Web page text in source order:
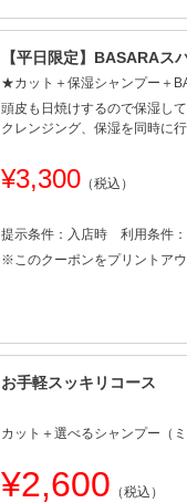
【平日限定】BASARAス
★カット＋保湿シャンプー＋
頭皮も日焼けするので保湿し
クレンジング、保湿を同時に
¥3,300 （税込）
提示条件：入店時 利用条件
※このクーポンをプリントア
お手軽スッキリコース
カット＋選べるシャンプー（
¥2,600 （税込）